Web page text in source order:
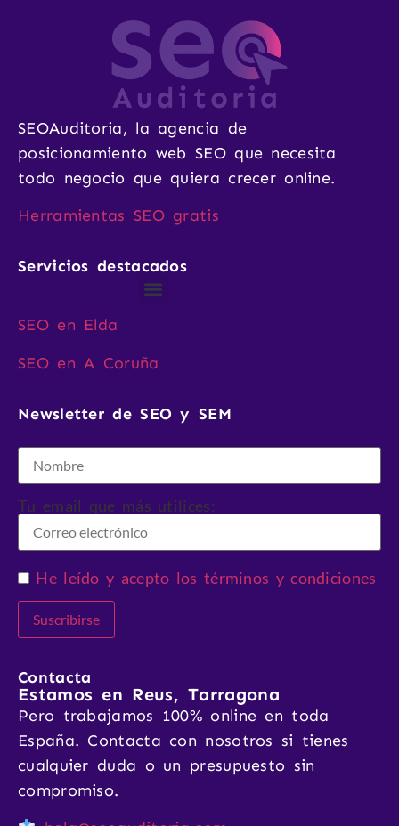
SEOAuditoria, la agencia de
posicionamiento web SEO que necesita
todo negocio que quiera crecer online.
Herramientas SEO gratis
Servicios destacados
SEO en Elda
SEO en A Coruña
Newsletter de SEO y SEM
Tu email que más utilices:
He leído y acepto los términos y condiciones
Contacta
Estamos en Reus, Tarragona
Pero trabajamos 100% online en toda
España. Contacta con nosotros si tienes
cualquier duda o un presupuesto sin
compromiso.